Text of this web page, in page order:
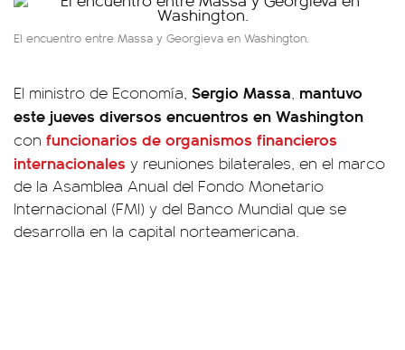
El encuentro entre Massa y Georgieva en Washington.
El ministro de Economía, Sergio Massa, mantuvo
este jueves diversos encuentros en Washington
con funcionarios de organismos financieros
internacionales y reuniones bilaterales, en el marco
de la Asamblea Anual del Fondo Monetario
Internacional (FMI) y del Banco Mundial que se
desarrolla en la capital norteamericana.